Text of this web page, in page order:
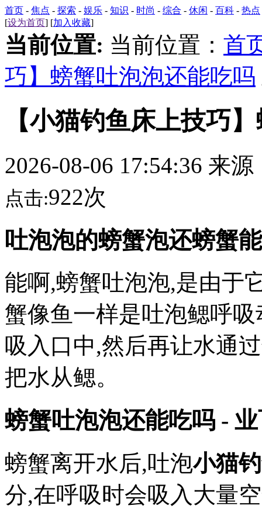
首页 - 焦点 - 探索 - 娱乐 - 知识 - 时尚 - 综合 - 休闲 - 百科 - 热点
[设为首页] [加入收藏]
当前位置: 当前位置： 首
巧】螃蟹吐泡泡还能吃吗
【小猫钓鱼床上技巧
2026-08-06 17:54:36 来源
点击:922次
吐泡泡的螃蟹泡还螃蟹
能啊,螃蟹吐泡泡,是由于
蟹像鱼一样是吐泡鳃呼
吸入口中,然后再让水通
把水从鳃。
螃蟹吐泡泡还能吃吗 -
螃蟹离开水后,吐泡小猫
分,在呼吸时会吸入大量